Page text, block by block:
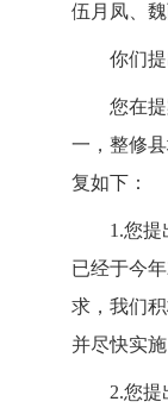
伍月凤、
你们
您在
一，整修
复如下：
1.您
已经于今
求，我们
并尽快实施
2.您